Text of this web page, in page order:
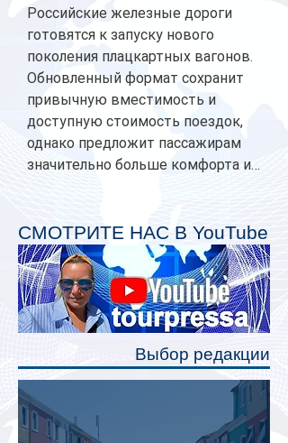
Российские железные дороги
готовятся к запуску нового
поколения плацкартных вагонов.
Обновленный формат сохранит
привычную вместимость и
доступную стоимость поездок,
однако предложит пассажирам
значительно больше комфорта и
планируется начать в 2027 году.
Одним из главных нововведений
станут индивидуальные шторки у
каждого спального места. Они
позволят пассажирам закрыть свою
полку во время сна или отдыха,
СМОТРИТЕ НАС В YouTube
Выбор редакции